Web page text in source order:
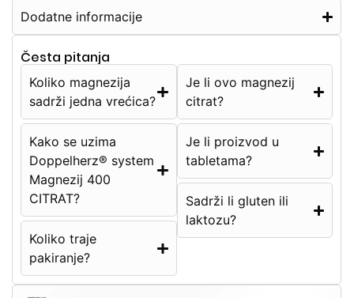
Dodatne informacije
Česta pitanja
Koliko magnezija
sadrži jedna vrećica?
Kako se uzima
Doppelherz® system
Magnezij 400
CITRAT?
Koliko traje
pakiranje?
Je li ovo magnezij
citrat?
Je li proizvod u
tabletama?
Sadrži li gluten ili
laktozu?